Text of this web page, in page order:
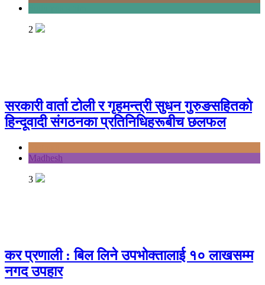
2
सरकारी वार्ता टोली र गृहमन्त्री सुधन गुरुङसहितको
हिन्दूवादी संगठनका प्रतिनिधिहरूबीच छलफल
Madhesh
3
कर प्रणाली : बिल लिने उपभोक्तालाई १० लाखसम्म
नगद उपहार